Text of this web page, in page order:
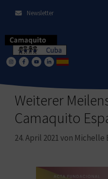
Newsletter
Weiterer
Camaquito
24. April 2021von Michelle